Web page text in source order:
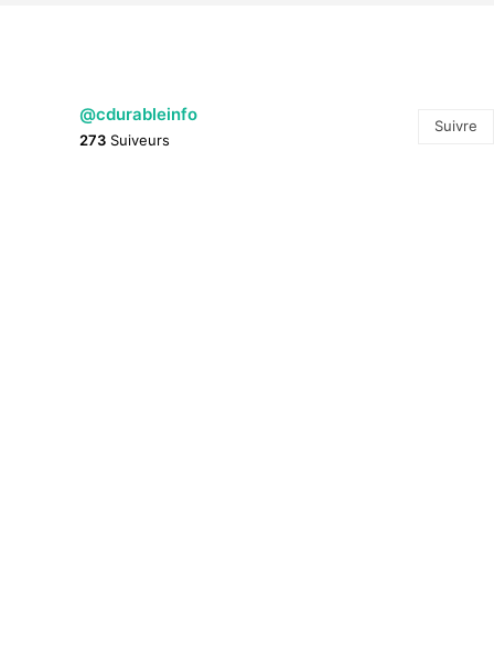
@cdurableinfo
273 Suiveurs
Suivre